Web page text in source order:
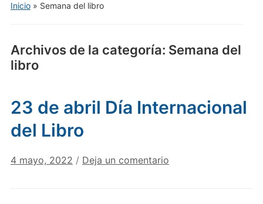
Inicio» Semana del libro
Archivos de la categoría: Semana del
libro
23 de abril Día Internacional
del Libro
4 mayo, 2022 / Deja un comentario